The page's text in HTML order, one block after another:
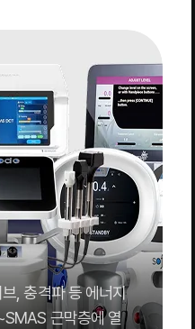
, 충격파 등 에너지
근막층에 열